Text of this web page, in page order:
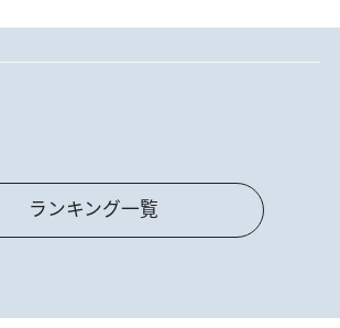
ランキング一覧